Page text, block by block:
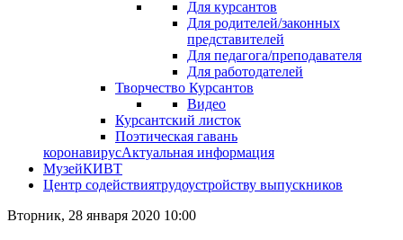
Для курсантов
Для родителей/законных
представителей
Для педагога/преподавателя
Для работодателей
Творчество Курсантов
Видео
Курсантский листок
Поэтическая гавань
коронавирусАктуальная информация
МузейКИВТ
Центр содействиятрудоустройству выпускников
Вторник, 28 января 2020 10:00